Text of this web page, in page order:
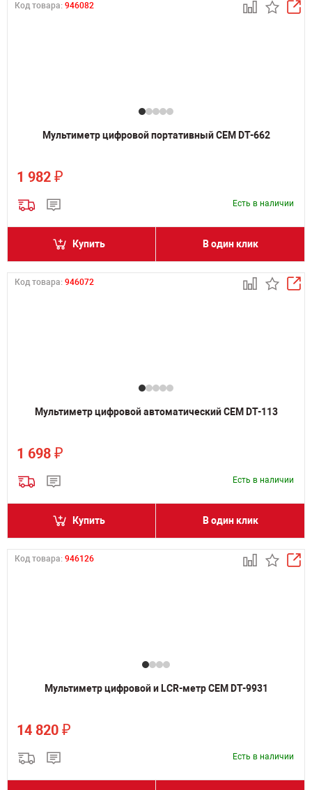
Код товара: 946082
Мультиметр цифровой портативный CEM DT-662
1 982 ₽
Есть в наличии
Купить В один клик
Код товара: 946072
Мультиметр цифровой автоматический CEM DT-113
1 698 ₽
Есть в наличии
Купить В один клик
Код товара: 946126
Мультиметр цифровой и LCR-метр CEM DT-9931
14 820 ₽
Есть в наличии